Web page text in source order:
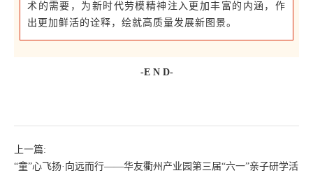
术的需要，为新时代劳模精神注入更加丰富的内涵，作
出更加鲜活的诠释，绘就高质量发展新图景。
-E N D-
上一篇:
“童”心飞扬·向远而行——华友衢州产业园第三届“六一”亲子研学活